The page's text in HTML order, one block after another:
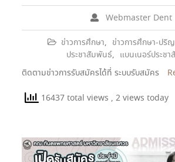
Webmaster Dent
ข่าวการศึกษา, ข่าวการศึกษา-ปริ
ประชาสัมพันธ์, แบนเนอร์ประช
ติดตามข่าวการรับสมัครได้ที่ ระบบรับสมัคร
16437 total views , 2 views today